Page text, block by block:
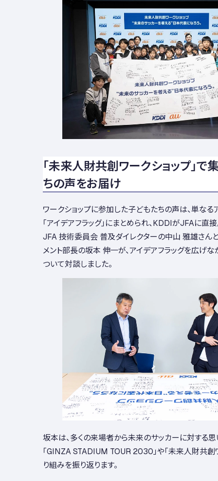
「未来人財共創ワークショップ」で
ちの声をお届け
ワークショップに参加した子どもたちの声は、単なる
「アイデアフラッグ」にまとめられ、KDDIがJFAに直接
JFA 技術委員会 普及ダイレクターの中山 雅雄さん
メント部長の坂本 伸一が、アイデアフラッグを広げ
ついて対談しました。
坂本は、多くの来場者から未来のサッカーに対する
「GINZA STADIUM TOUR 2030」や「未来人財共創
り組みを振り返ります。